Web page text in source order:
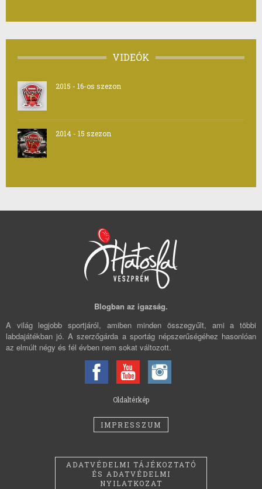
VIDEÓK
2015 - 16-os szezon
2014 - 15 szezon
Blogban az igazság.
A világ legjobb sportjáról, amiben minden összegyűlt, ami a többi
labdajátékban jó. A szerzőgárda a sportág népszerűségéhez hasonlóan
az elmúlt négy és fél évben nem sokat változott.
Oldaltérkép
IMPRESSZUM
ADATVÉDELMI TÁJÉKOZTATÓ
ÉS ADATVÉDELMI
NYILATKOZAT